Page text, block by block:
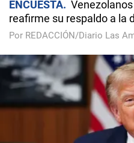
ENCUESTA
reafirme su respaldo a la
Por REDACCIÓN/Diario Las